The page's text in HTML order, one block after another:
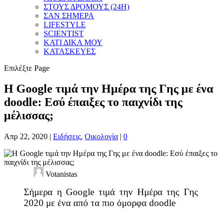
ΣΤΟΥΣ ΔΡΟΜΟΥΣ (24H)
ΣΑΝ ΣΗΜΕΡΑ
LIFESTYLE
SCIENTIST
ΚΑΤΙ ΔΙΚΑ ΜΟΥ
ΚΑΤΑΣΚΕΥΕΣ
Επιλέξτε Page
Η Google τιμά την Ημέρα της Γης με ένα
doodle: Εσύ έπαιξες το παιχνίδι της
μέλισσας;
Απρ 22, 2020 | Ειδήσεις, Οικολογία | 0
Votanistas
Σήμερα η Google τιμά την Ημέρα της Γης
2020 με ένα από τα πιο όμορφα doodle